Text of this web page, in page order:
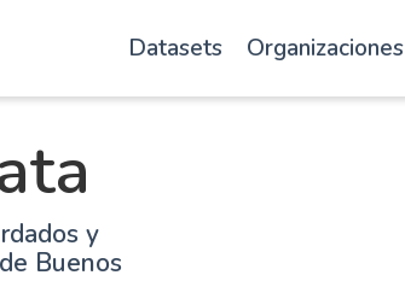
Datasets Organizaciones
y
Buenos